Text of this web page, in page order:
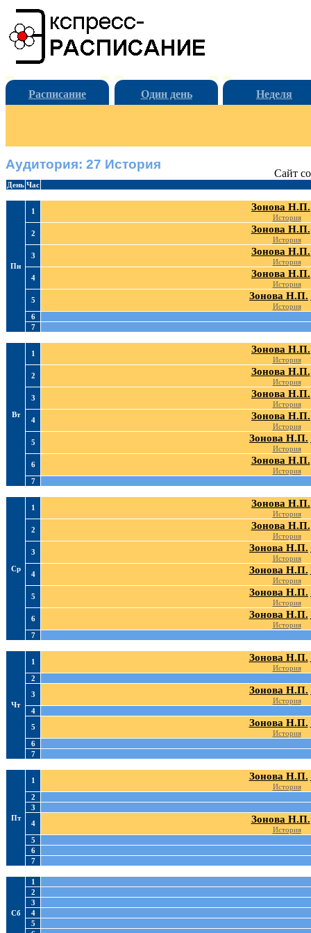
Расписание Один день Неделя
Аудитория: 27 История
День Час
Пн
1 Зонова Н.П.
История
2
Зонова Н.П.
История
3
Зонова Н.П.
История
4
Зонова Н.П.
История
5
Зонова Н.П.
История
6
7
Вт
1 Зонова Н.П.
История
2
Зонова Н.П.
История
3
Зонова Н.П.
История
4
Зонова Н.П.
История
5
Зонова Н.П.
История
6
Зонова Н.П.
История
7
Ср
1 Зонова Н.П.
История
2
Зонова Н.П.
История
3
Зонова Н.П.
История
4
Зонова Н.П.
История
5
Зонова Н.П.
История
6
Зонова Н.П.
История
7
Чт
1 Зонова Н.П.
История
2
3
Зонова Н.П.
История
4
5
Зонова Н.П.
История
6
7
Пт
1 Зонова Н.П.
История
2
3
4
Зонова Н.П.
История
5
6
7
Сб
1
2
3
4
5
Сайт